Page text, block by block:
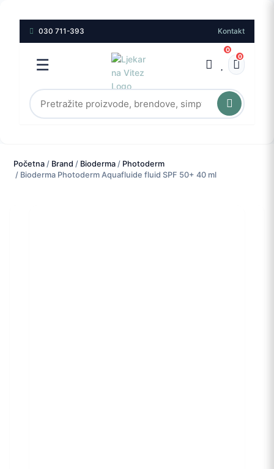
030 711-393 Kontakt
☰
0
0
Početna/ Brand / Bioderma/ Photoderm
/ Bioderma Photoderm Aquafluide fluid SPF 50+ 40 ml